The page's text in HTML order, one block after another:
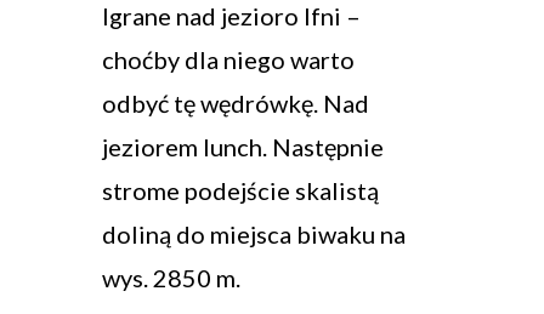
Igrane nad jezioro Ifni –
choćby dla niego warto
odbyć tę wędrówkę. Nad
jeziorem lunch. Następnie
strome podejście skalistą
doliną do miejsca biwaku na
wys. 2850 m.